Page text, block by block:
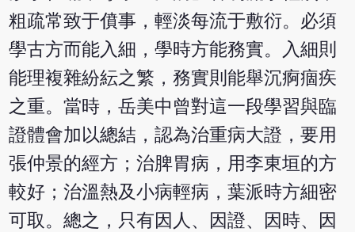
粗疏常致于僨事，輕淡每流于敷衍。必須
學古方而能入細，學時方能務實。入細則
能理複雜紛紜之繁，務實則能舉沉痾痼疾
之重。當時，岳美中曾對這一段學習與臨
證體會加以總結，認為治重病大證，要用
張仲景的經方；治脾胃病，用李東垣的方
較好；治溫熱及小病輕病，葉派時方細密
可取。總之，只有因人、因證、因時、因